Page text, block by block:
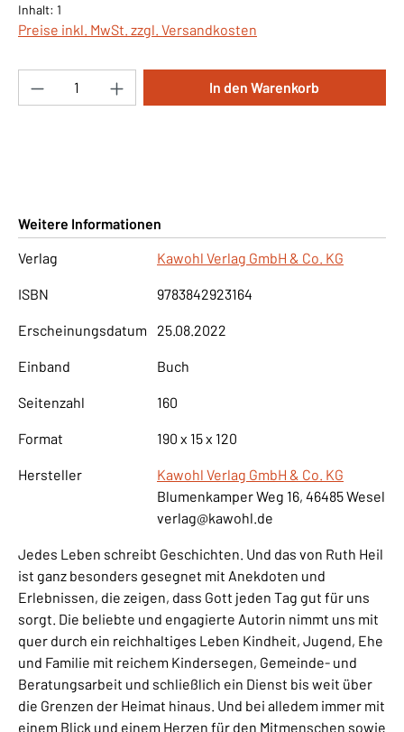
Inhalt: 1
Preise inkl. MwSt. zzgl. Versandkosten
Produkt Anzahl: Gib den gewünschten
In den Warenkorb
Weitere Informationen
Verlag
Kawohl Verlag GmbH & Co. KG
ISBN 9783842923164
Erscheinungsdatum 25.08.2022
Einband Buch
Seitenzahl 160
Format 190 x 15 x 120
Hersteller
Kawohl Verlag GmbH & Co. KG
Blumenkamper Weg 16, 46485 Wesel
verlag@kawohl.de
Jedes Leben schreibt Geschichten. Und das von Ruth Heil
ist ganz besonders gesegnet mit Anekdoten und
Erlebnissen, die zeigen, dass Gott jeden Tag gut für uns
sorgt. Die beliebte und engagierte Autorin nimmt uns mit
quer durch ein reichhaltiges Leben Kindheit, Jugend, Ehe
und Familie mit reichem Kindersegen, Gemeinde- und
Beratungsarbeit und schließlich ein Dienst bis weit über
die Grenzen der Heimat hinaus. Und bei alledem immer mit
einem Blick und einem Herzen für den Mitmenschen sowie